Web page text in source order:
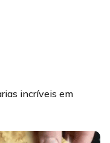
incríveis em